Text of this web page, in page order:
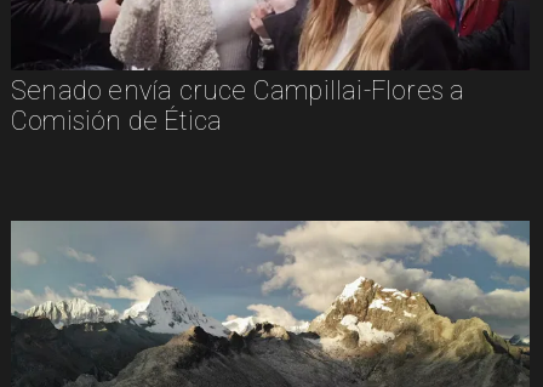
Senado envía cruce Campillai-Flores a
Comisión de Ética